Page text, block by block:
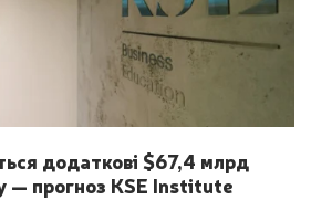
додаткові $67,4 млрд
— прогноз KSE Institute